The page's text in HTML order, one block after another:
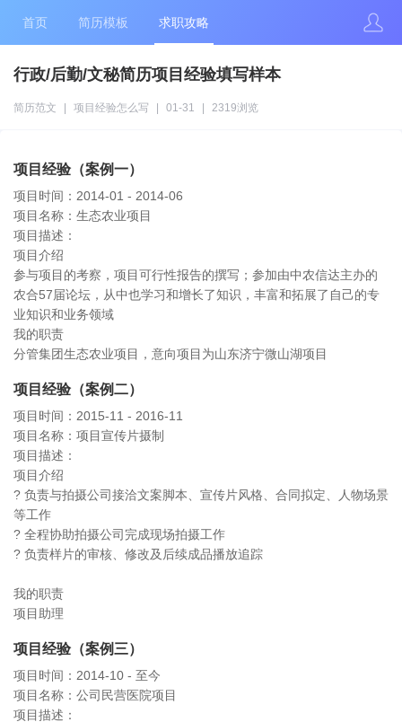
首页 简历模板 求职攻略
行政/后勤/文秘简历项目经验填写样本
简历范文 项目经验怎么写 01-31 2319浏览
项目经验（案例一）
项目时间：2014-01 - 2014-06
项目名称：生态农业项目
项目描述：
项目介绍
参与项目的考察，项目可行性报告的撰写；参加由中农信达主办的
农合57届论坛，从中也学习和增长了知识，丰富和拓展了自己的专
业知识和业务领域
我的职责
分管集团生态农业项目，意向项目为山东济宁微山湖项目
项目经验（案例二）
项目时间：2015-11 - 2016-11
项目名称：项目宣传片摄制
项目描述：
项目介绍
? 负责与拍摄公司接洽文案脚本、宣传片风格、合同拟定、人物场景
等工作
? 全程协助拍摄公司完成现场拍摄工作
? 负责样片的审核、修改及后续成品播放追踪
我的职责
项目助理
项目经验（案例三）
项目时间：2014-10 - 至今
项目名称：公司民营医院项目
项目描述：